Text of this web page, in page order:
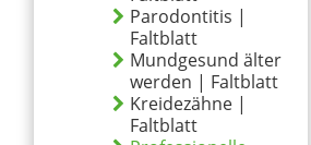
Parodontitis |
Faltblatt
Mundgesund älter
werden | Faltblatt
Kreidezähne |
Faltblatt